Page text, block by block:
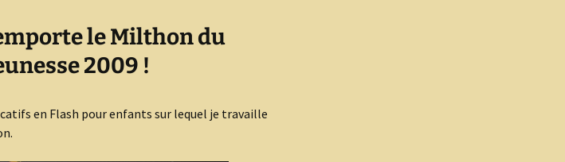
le Milthon du
2009 !
en Flash pour enfants sur lequel je travaille